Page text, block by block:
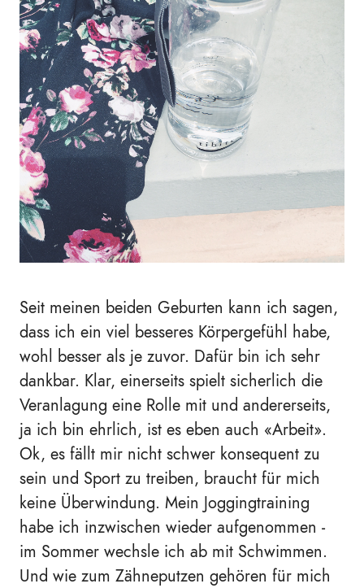
Seit meinen beiden Geburten kann ich sagen,
dass ich ein viel besseres Körpergefühl habe,
wohl besser als je zuvor. Dafür bin ich sehr
dankbar. Klar, einerseits spielt sicherlich die
Veranlagung eine Rolle mit und andererseits,
ja ich bin ehrlich, ist es eben auch «Arbeit».
Ok, es fällt mir nicht schwer konsequent zu
sein und Sport zu treiben, braucht für mich
keine Überwindung. Mein Joggingtraining
habe ich inzwischen wieder aufgenommen -
im Sommer wechsle ich ab mit Schwimmen.
Und wie zum Zähneputzen gehören für mich